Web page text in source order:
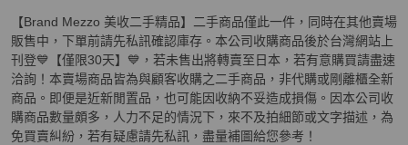
關於【美收精品】LV黑色肩背包 5-238商品詳情與購買須知
【Brand Mezzo 美收二手精品】二手商品僅此一件，同時在其他賣場
販售中，下單前請先私訊確認庫存。本公司收購商品後於台灣網站上
刊登💙【僅限30天】💙，若未售出將轉賣至日本，若有意購買請盡速
洽詢！本賣場商品皆為與顧客收購之二手商品，非代購或剛離櫃全新
商品。即便是近新閒置品，也可能因收納不妥造成損傷。因本公司收
購商品數量頗多，人力不足的情況下，來不及拍細節或文字描述，為
免買賣糾紛，若有疑慮請先私訊，盡量補圖給您參考！